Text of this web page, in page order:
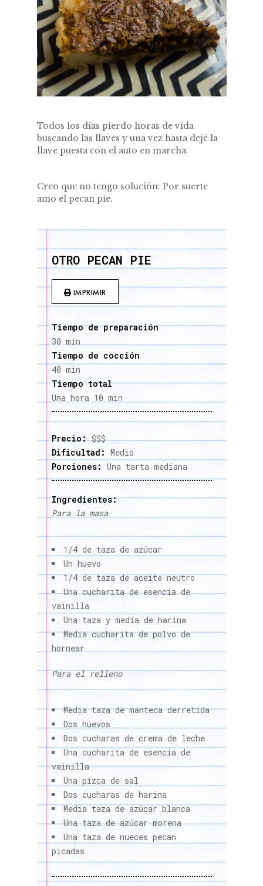
Todos los días pierdo horas de vida
buscando las llaves y una vez hasta dejé la
llave puesta con el auto en marcha.
Creo que no tengo solución. Por suerte
amo el pecan pie.
OTRO PECAN PIE
IMPRIMIR
Tiempo de preparación
30 min
Tiempo de cocción
40 min
Tiempo total
Una hora 10 min
Precio:$$$
Dificultad: Medio
Porciones: Una tarta mediana
Ingredientes:
Para la masa
1/4 de taza de azúcar
Un huevo
1/4 de taza de aceite neutro
Una cucharita de esencia de
vainilla
Una taza y media de harina
Media cucharita de polvo de
hornear
Para el relleno
Media taza de manteca derretida
Dos huevos
Dos cucharas de crema de leche
Una cucharita de esencia de
vainilla
Una pizca de sal
Dos cucharas de harina
Media taza de azúcar blanca
Una taza de azúcar morena
Una taza de nueces pecan
picadas